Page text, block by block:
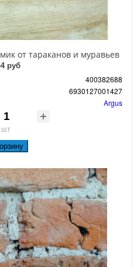
от тараканов и муравьев
руб
400382688
6930127001427
Argus
шт